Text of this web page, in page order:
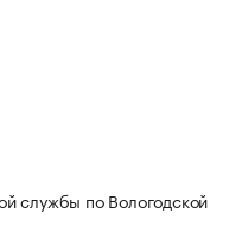
службы по Вологодской